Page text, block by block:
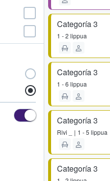
Categoría 3
1 - 2 lippua
Categoría 3
1 - 6 lippua
Categoría 3
Rivi 1 - 5 lippua
Categoría 3